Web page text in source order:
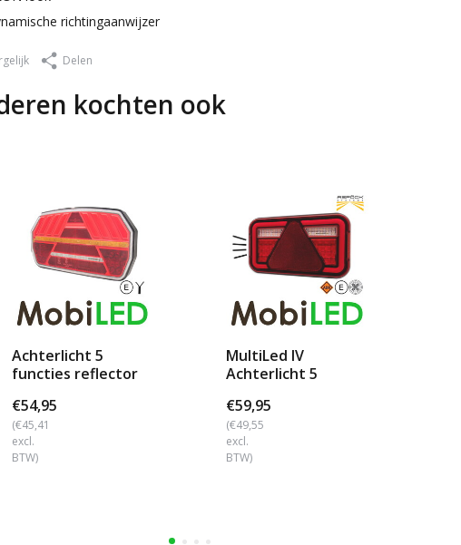
richtingaanwijzer
Delen
kochten ook
Achterlicht 5
functies reflector
€54,95
(€45,41
excl.
BTW)
MultiLed IV
Achterlicht 5
re...
€59,95
(€49,55
excl.
BTW)